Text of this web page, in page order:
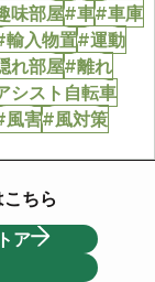
味部屋#車#車庫
入物置#運動
れ部屋#離れ
シスト自転車
風害#風対策
ちら
ア